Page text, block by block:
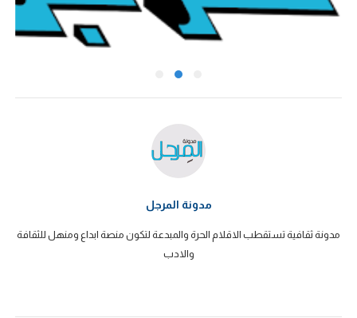
مدونة المرجل
مدونة ثقافية تستقطب الاقلام الحرة والمبدعة لتكون منصة ابداع ومنهل للثقافة
والادب